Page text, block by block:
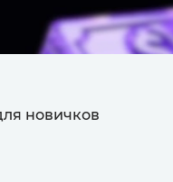
новичков